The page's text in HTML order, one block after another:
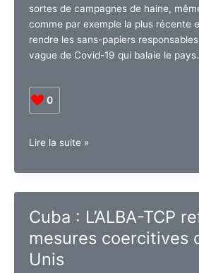
sortes de campagnes de haine,
comme par exemple la plus récente
rendre les sans-papiers
vague de Covid-19 qui balaie le pays.
0
Amérique
:
ne
sont
pas
responsables
Lire la suite »
Cuba : L’ALBA-TCP
mesures coercitives
Unis